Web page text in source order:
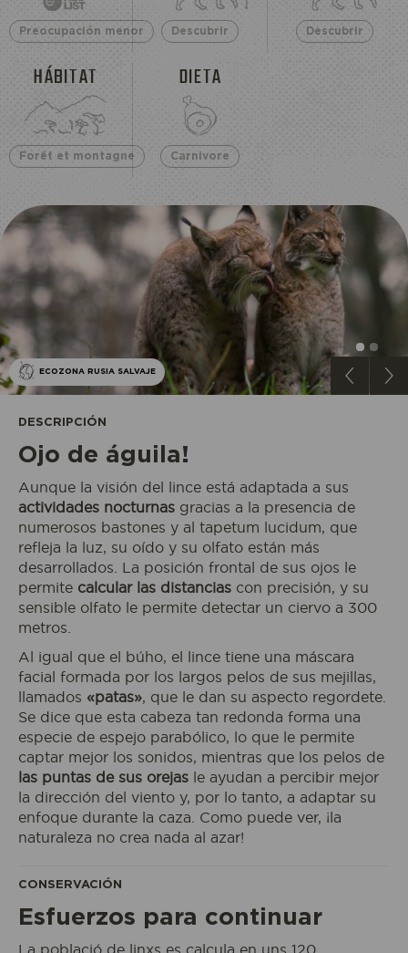
Preocupación menor Descubrir Descubrir
HÁBITAT
Forêt et montagne
DIETA
Carnivore
ECOZONA RUSIA SALVAJE
DESCRIPCIÓN
Ojo de águila!
Aunque la visión del lince está adaptada a sus
actividades nocturnas gracias a la presencia de
numerosos bastones y al tapetum lucidum, que
refleja la luz, su oído y su olfato están más
desarrollados. La posición frontal de sus ojos le
permite calcular las distancias con precisión, y su
sensible olfato le permite detectar un ciervo a 300
metros.
Al igual que el búho, el lince tiene una máscara
facial formada por los largos pelos de sus mejillas,
llamados «patas», que le dan su aspecto regordete.
Se dice que esta cabeza tan redonda forma una
especie de espejo parabólico, lo que le permite
captar mejor los sonidos, mientras que los pelos de
las puntas de sus orejas le ayudan a percibir mejor
la dirección del viento y, por lo tanto, a adaptar su
enfoque durante la caza. Como puede ver, ¡la
naturaleza no crea nada al azar!
CONSERVACIÓN
Esfuerzos para continuar
La població de linxs es calcula en uns 120
ACCESO
AL
ECOPARQUE
Reservo mi entrada